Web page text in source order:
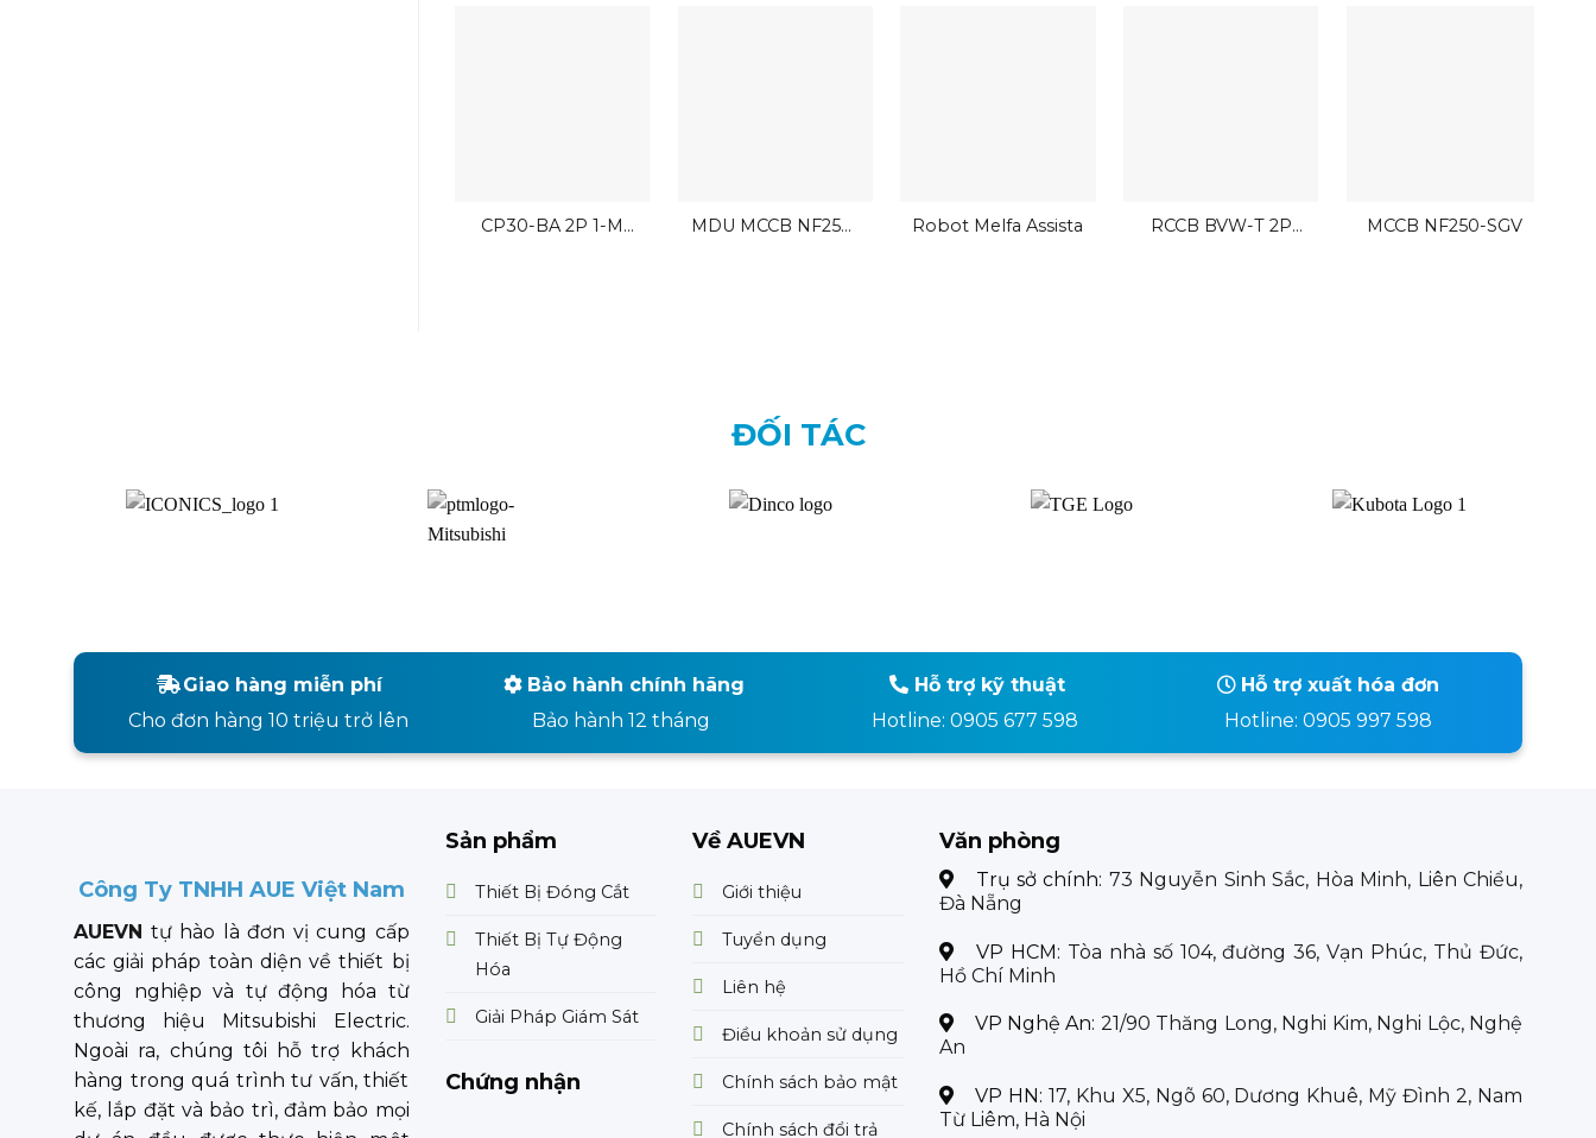
CP30-BA 2P 1-M
MDU MCCB NF250-
Robot Melfa Assista
RCCB BVW-T 2P
MCCB NF250-SGV
ĐỐI TÁC
Giao hàng miễn phí
Cho đơn hàng 10 triệu trở lên
Bảo hành chính hãng
Bảo hành 12 tháng
Hỗ trợ kỹ thuật
Hotline: 0905 677 598
Hỗ trợ xuất hóa đơn
Hotline: 0905 997 598
Công Ty TNHH AUE Việt Nam
AUEVN tự hào là đơn vị cung cấp
các giải pháp toàn diện về thiết bị
công nghiệp và tự động hóa từ
thương hiệu Mitsubishi Electric.
Ngoài ra, chúng tôi hỗ trợ khách
hàng trong quá trình tư vấn, thiết
kế, lắp đặt và bảo trì, đảm bảo mọi
Sản phẩm
Thiết Bị Đóng Cắt
Thiết Bị Tự Động
Hóa
Giải Pháp Giám Sát
Chứng nhận
Về AUEVN
Giới thiệu
Tuyển dụng
Liên hệ
Điều khoản sử dụng
Chính sách bảo mật
Chính sách đổi trả
Văn phòng
Trụ sở chính: 73 Nguyễn Sinh Sắc, Hòa Minh, Liên Chiểu,
Đà Nẵng
VP HCM: Tòa nhà số 104, đường 36, Vạn Phúc, Thủ Đức,
Hồ Chí Minh
VP Nghệ An: 21/90 Thăng Long, Nghi Kim, Nghi Lộc, Nghệ
An
VP HN: 17, Khu X5, Ngõ 60, Dương Khuê, Mỹ Đình 2, Nam
Từ Liêm, Hà Nội